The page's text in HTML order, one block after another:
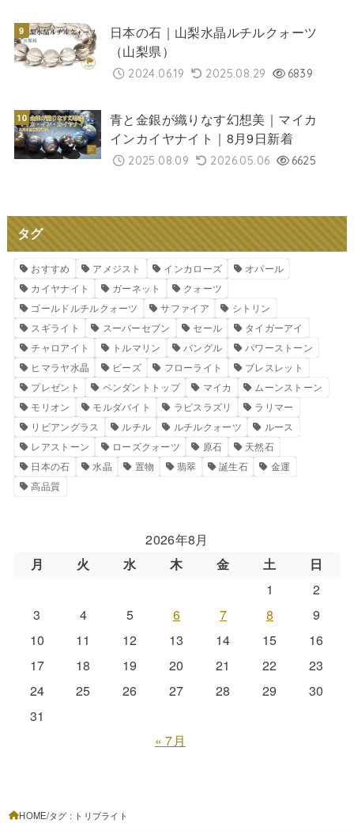
日本の石｜山梨水晶ルチルクォーツ
（山梨県）
2024.06.19 2025.08.29 6839
青と金銀が織りなす幻想美｜マイカ
インカイヤナイト｜8月9日新着
2025.08.09 2026.05.06 6625
タグ
おすすめ アメジスト インカローズ
オパール
カイヤナイト
ガーネット
クォーツ
ゴールドルチルクォーツ
サファイア
シトリン
スギライト
スーパーセブン セール
タイガーアイ
チャロアイト
トルマリン バングル
パワーストーン
ヒマラヤ水晶
ビーズ フローライト
ブレスレット
プレゼント
ペンダントトップ マイカ
ムーンストーン
モリオン
モルダバイト ラピスラズリ
ラリマー
リビアングラス
ルチル ルチルクォーツ
ルース
レアストーン
ローズクォーツ 原石
天然石
日本の石
水晶 置物 翡翠 誕生石
金運
高品質
2026年8月
月
火 水 木 金 土
日
1
2
3
4 5 6 7 8
9
10
11 12 13 14 15
16
17
18 19 20 21 22
23
24
25 26 27 28 29
30
31
« 7月
HOME タグ : トリプライト